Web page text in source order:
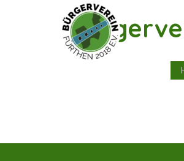
Direkt zum Seiteninhalt